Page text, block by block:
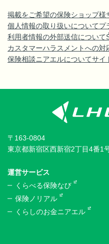
掲載をご希望の保険ショップ様
個人情報の取り扱いについてプ
利用者情報の外部送信について
カスタマーハラスメントへの対
保険相談ニアエルについてサイ
〒163-0804
東京都新宿区西新宿2丁目4番
運営サービス
くらべる保険なび
保険ノリアル
くらしのお金ニアエル